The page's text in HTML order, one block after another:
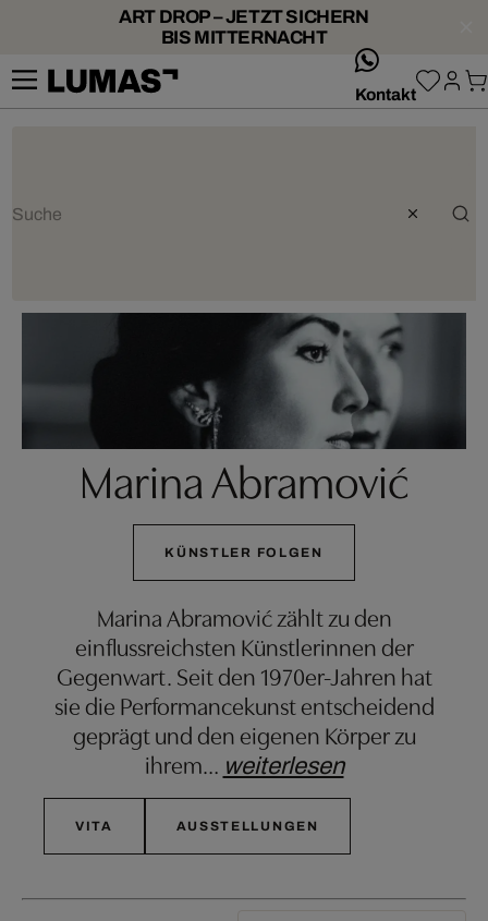
ART DROP – JETZT SICHERN
BIS MITTERNACHT
Kontakt
Marina Abramović
KÜNSTLER FOLGEN
Marina Abramović zählt zu den
einflussreichsten Künstlerinnen der
Gegenwart. Seit den 1970er-Jahren hat
sie die Performancekunst entscheidend
geprägt und den eigenen Körper zu
ihrem… weiterlesen
VITA AUSSTELLUNGEN